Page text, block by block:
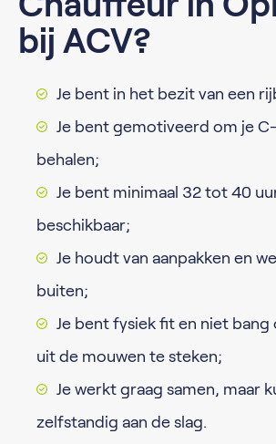
bij ACV?
Je bent in het bezit van een
Je bent gemotiveerd om je
behalen;
Je bent minimaal 32 tot 40
beschikbaar;
Je houdt van aanpakken en
buiten;
Je bent fysiek fit en niet bang
uit de mouwen te steken;
Je werkt graag samen, maar
zelfstandig aan de slag.